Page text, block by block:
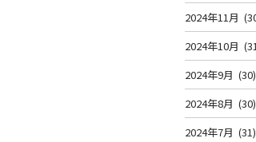
2024年11月
2024年10月
2024年9月 (30)
2024年8月 (30)
2024年7月 (31)